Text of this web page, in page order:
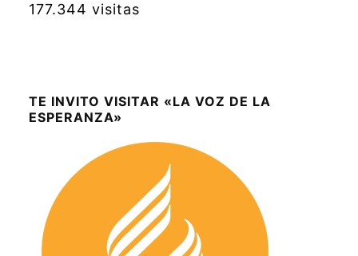
177.344 visitas
TE INVITO VISITAR «LA VOZ DE LA
ESPERANZA»